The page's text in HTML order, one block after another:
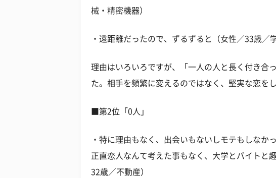
械・精密機器）
・遠距離だったので、ずるずると（女性／33歳／
理由はいろいろですが、「一人の人と長く付き合
た。相手を頻繁に変えるのではなく、堅実な恋を
■第2位「0人」
・特に理由もなく、出会いもないしモテもしなか
正直恋人なんて考えた事もなく、大学とバイトと
32歳／不動産）